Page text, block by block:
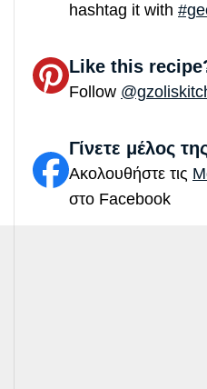
hashtag it with
Like this
Follow
Γίνετε μέλος
Ακολουθήστε τις
στο Facebook